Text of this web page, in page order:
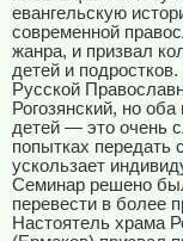
евангельскую
современной
жанра, и призвал
детей и
Русской
Рогозянский, но
детей — это очень
попытках передать
ускользает
Семинар решено
перевести в более
Настоятель храма